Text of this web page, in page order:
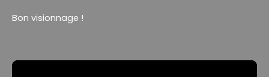
Bon visionnage !